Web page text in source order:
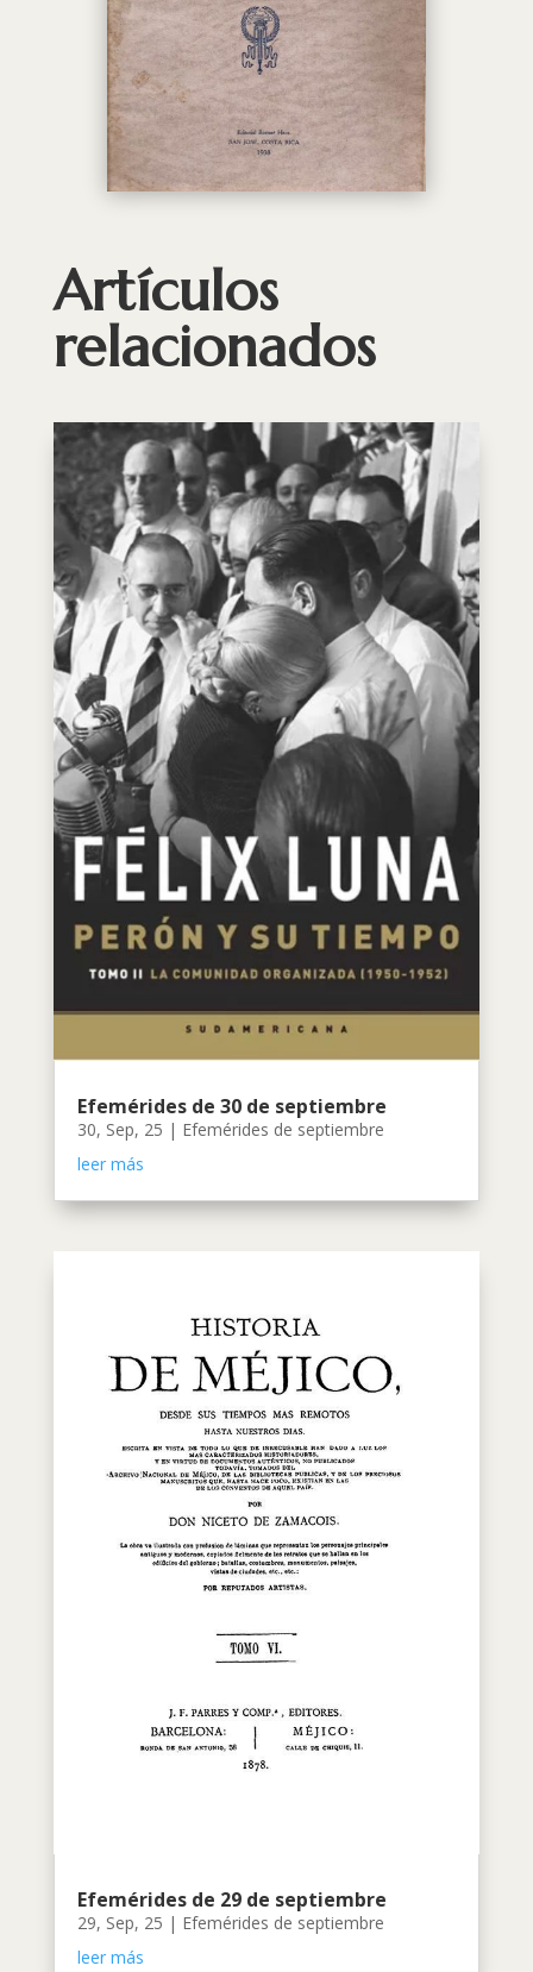
Artículos
relacionados
Efemérides de 30 de septiembre
30, Sep, 25 | Efemérides de septiembre
leer más
Efemérides de 29 de septiembre
29, Sep, 25 | Efemérides de septiembre
leer más